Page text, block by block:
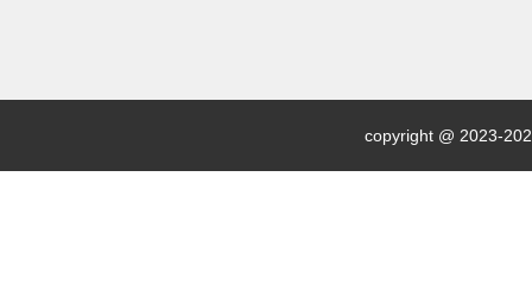
copyright @ 2023-